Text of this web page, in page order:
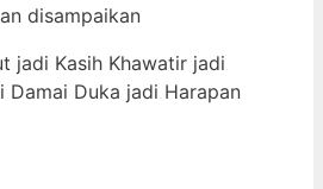
disampaikan
jadi Kasih Khawatir jadi
Damai Duka jadi Harapan